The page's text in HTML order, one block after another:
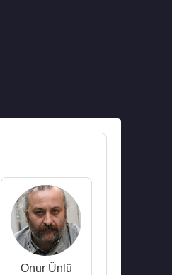
Onur Ünlü